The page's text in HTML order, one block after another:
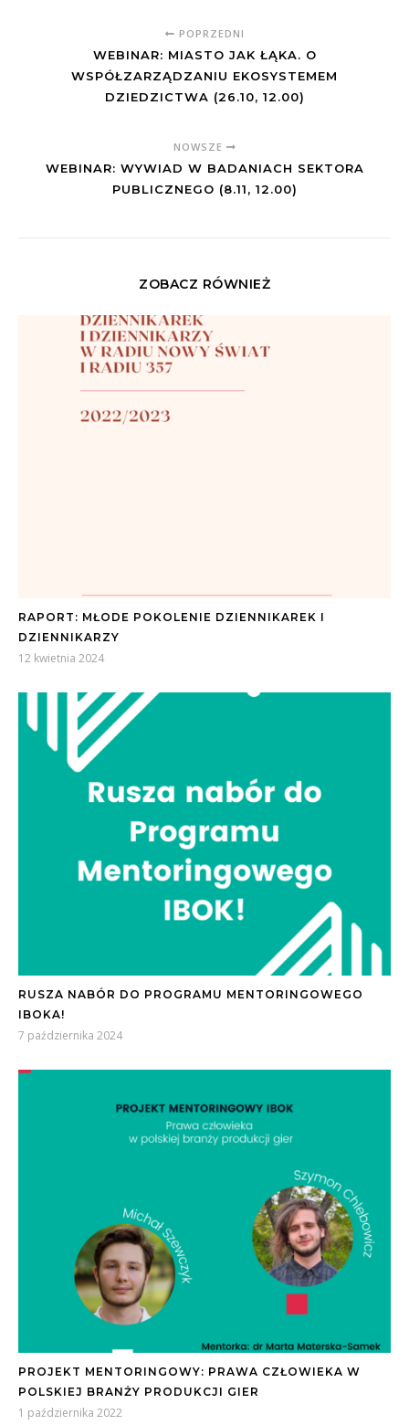
POPRZEDNI
WEBINAR: MIASTO JAK ŁĄKA. O
WSPÓŁZARZĄDZANIU EKOSYSTEMEM
DZIEDZICTWA (26.10, 12.00)
NOWSZE
WEBINAR: WYWIAD W BADANIACH SEKTORA
PUBLICZNEGO (8.11, 12.00)
ZOBACZ RÓWNIEŻ
RAPORT: MŁODE POKOLENIE DZIENNIKAREK I
DZIENNIKARZY
12 kwietnia 2024
RUSZA NABÓR DO PROGRAMU MENTORINGOWEGO
IBOKA!
7 października 2024
PROJEKT MENTORINGOWY: PRAWA CZŁOWIEKA W
POLSKIEJ BRANŻY PRODUKCJI GIER
1 października 2022